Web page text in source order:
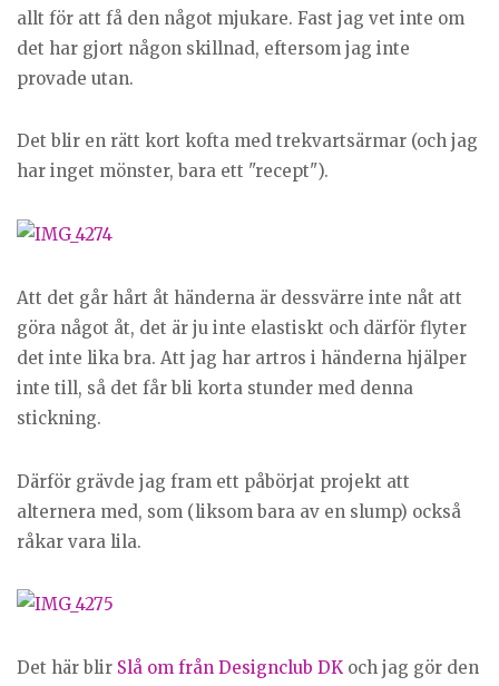
allt för att få den något mjukare. Fast jag vet inte om
det har gjort någon skillnad, eftersom jag inte
provade utan.
Det blir en rätt kort kofta med trekvartsärmar (och jag
har inget mönster, bara ett "recept").
Att det går hårt åt händerna är dessvärre inte nåt att
göra något åt, det är ju inte elastiskt och därför flyter
det inte lika bra. Att jag har artros i händerna hjälper
inte till, så det får bli korta stunder med denna
stickning.
Därför grävde jag fram ett påbörjat projekt att
alternera med, som (liksom bara av en slump) också
råkar vara lila.
Det här blir Slå om från Designclub DK och jag gör den